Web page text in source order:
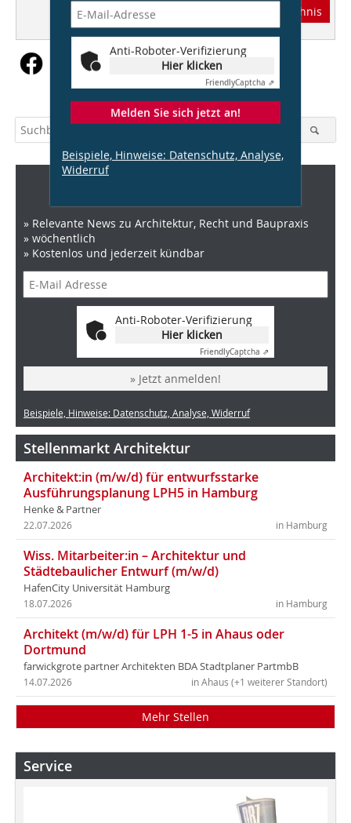
Abonnement Inhaltsverzeichnis
Anti-Roboter-Verifizierung
Hier klicken
FriendlyCaptcha ⇗
Melden Sie sich jetzt an!
Beispiele, Hinweise: Datenschutz, Analyse,
Widerruf
» Relevante News zu Architektur, Recht und Baupraxis
» wöchentlich
» Kostenlos und jederzeit kündbar
Anti-Roboter-Verifizierung
Hier klicken
FriendlyCaptcha ⇗
» Jetzt anmelden!
Beispiele, Hinweise: Datenschutz, Analyse, Widerruf
Stellenmarkt Architektur
Architekt:in (m/w/d) für entwurfsstarke
Ausführungsplanung LPH5 in Hamburg
Henke & Partner
in Hamburg
22.07.2026
Wiss. Mitarbeiter:in – Architektur und
Städtebaulicher Entwurf (m/w/d)
HafenCity Universität Hamburg
in Hamburg
18.07.2026
Architekt (m/w/d) für LPH 1-5 in Ahaus oder
Dortmund
farwickgrote partner Architekten BDA Stadtplaner PartmbB
in Ahaus (+1 weiterer Standort)
14.07.2026
Mehr Stellen
Service